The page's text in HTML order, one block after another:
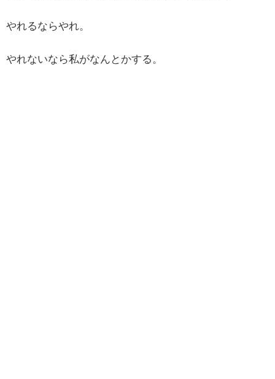
やれるならやれ。
やれないなら私がなんとかする。